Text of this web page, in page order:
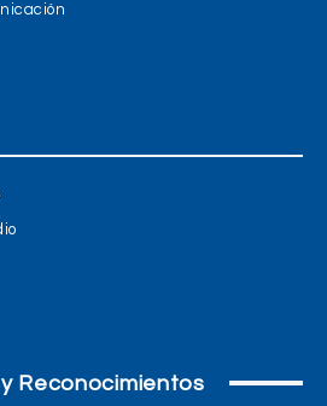
Reconocimientos